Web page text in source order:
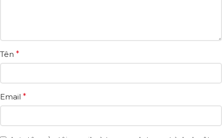
Tên *
Email *